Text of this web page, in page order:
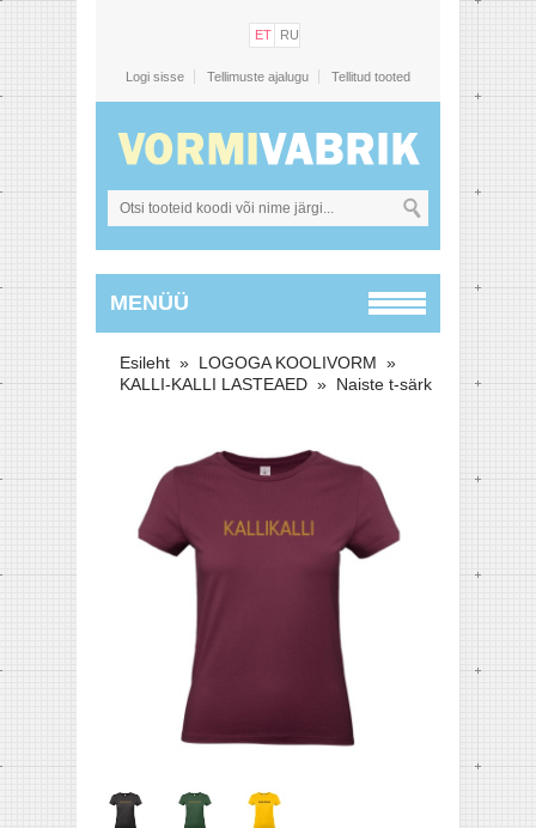
ET RU
Logi sisse Tellimuste ajalugu Tellitud tooted
MENÜÜ
Esileht » LOGOGA KOOLIVORM »
KALLI-KALLI LASTEAED » Naiste t-särk